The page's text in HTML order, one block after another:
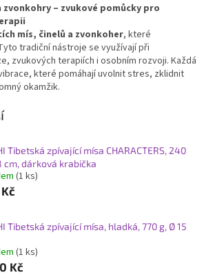
zvonkohry – zvukové pomůcky pro
mís, činelů a zvonkoher, které
tradiční nástroje se využívají při
zvukových terapiích i osobním rozvoji. Každá
které pomáhají uvolnit stres, zklidnit
okamžik.
Tibetská zpívající mísa CHARACTERS, 240
cm, dárková krabička
(1 ks)
Tibetská zpívající mísa, hladká, 770 g, Ø 15
(1 ks)
Kč